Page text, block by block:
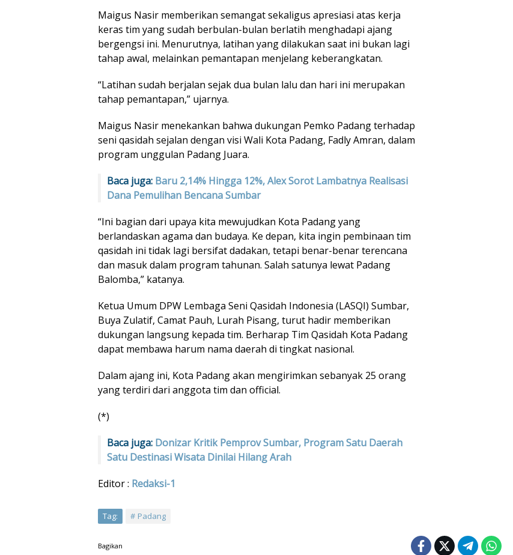
Maigus Nasir memberikan semangat sekaligus apresiasi atas kerja
keras tim yang sudah berbulan-bulan berlatih menghadapi ajang
bergengsi ini. Menurutnya, latihan yang dilakukan saat ini bukan lagi
tahap awal, melainkan pemantapan menjelang keberangkatan.
“Latihan sudah berjalan sejak dua bulan lalu dan hari ini merupakan
tahap pemantapan,” ujarnya.
Maigus Nasir menekankan bahwa dukungan Pemko Padang terhadap
seni qasidah sejalan dengan visi Wali Kota Padang, Fadly Amran, dalam
program unggulan Padang Juara.
Baca juga: Baru 2,14% Hingga 12%, Alex Sorot Lambatnya Realisasi
Dana Pemulihan Bencana Sumbar
“Ini bagian dari upaya kita mewujudkan Kota Padang yang
berlandaskan agama dan budaya. Ke depan, kita ingin pembinaan tim
qasidah ini tidak lagi bersifat dadakan, tetapi benar-benar terencana
dan masuk dalam program tahunan. Salah satunya lewat Padang
Balomba,” katanya.
Ketua Umum DPW Lembaga Seni Qasidah Indonesia (LASQI) Sumbar,
Buya Zulatif, Camat Pauh, Lurah Pisang, turut hadir memberikan
dukungan langsung kepada tim. Berharap Tim Qasidah Kota Padang
dapat membawa harum nama daerah di tingkat nasional.
Dalam ajang ini, Kota Padang akan mengirimkan sebanyak 25 orang
yang terdiri dari anggota tim dan official.
(*)
Baca juga: Donizar Kritik Pemprov Sumbar, Program Satu Daerah
Satu Destinasi Wisata Dinilai Hilang Arah
Editor : Redaksi-1
Tag: Padang
Bagikan